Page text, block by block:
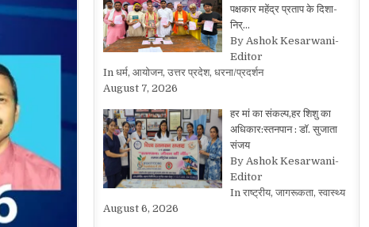
पक्षकार महेंद्र प्रताप के दिशा-
निर्…
By Ashok Kesarwani-
Editor
In धर्म, आयोजन, उत्तर प्रदेश, धरना/प्रदर्शन
August 7, 2026
हर मां का संकल्प,हर शिशु का
अधिकार:स्तनपान : डॉ. सुजाता
संजय
By Ashok Kesarwani-
Editor
In राष्ट्रीय, जागरूकता, स्वास्थ्य
August 6, 2026